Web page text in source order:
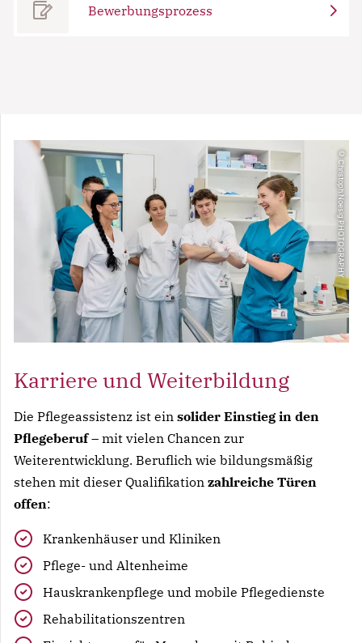
Bewerbungsprozess
© Christoph Noesig PHOTOGRAPHY
Karriere und Weiterbildung
Die Pflegeassistenz ist ein solider Einstieg in den
Pflegeberuf– mit vielen Chancen zur
Weiterentwicklung. Beruflich wie bildungsmäßig
stehen mit dieser Qualifikation zahlreiche Türen
offen:
Krankenhäuser und Kliniken
Pflege- und Altenheime
Hauskrankenpflege und mobile Pflegedienste
Rehabilitationszentren